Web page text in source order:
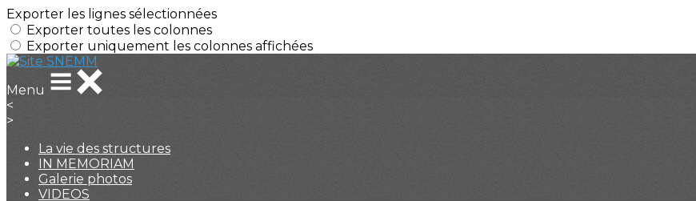
Exporter les lignes sélectionnées
Exporter toutes les colonnes
Exporter uniquement les colonnes affichées
Menu
<
>
La vie des structures
IN MEMORIAM
Galerie photos
VIDEOS